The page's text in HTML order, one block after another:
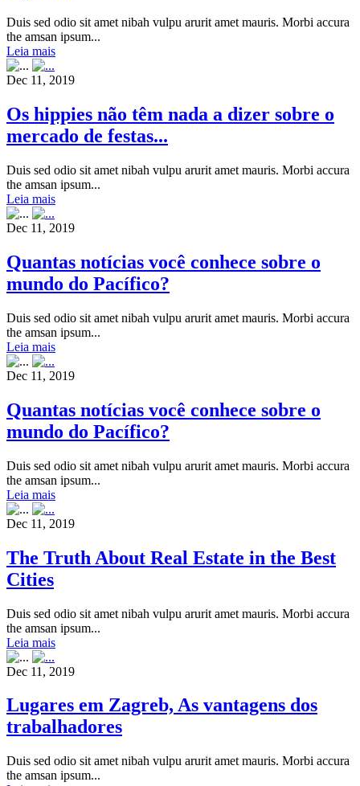
Duis sed odio sit amet nibah vulpu arurit amet mauris. Morbi accura
the amsan ipsum...
Leia mais
Dec 11, 2019
Os hippies não têm nada a dizer sobre o
mercado de festas...
Duis sed odio sit amet nibah vulpu arurit amet mauris. Morbi accura
the amsan ipsum...
Leia mais
Dec 11, 2019
Quantas notícias você conhece sobre o
mundo do Pacífico?
Duis sed odio sit amet nibah vulpu arurit amet mauris. Morbi accura
the amsan ipsum...
Leia mais
Dec 11, 2019
Quantas notícias você conhece sobre o
mundo do Pacífico?
Duis sed odio sit amet nibah vulpu arurit amet mauris. Morbi accura
the amsan ipsum...
Leia mais
Dec 11, 2019
The Truth About Real Estate in the Best
Cities
Duis sed odio sit amet nibah vulpu arurit amet mauris. Morbi accura
the amsan ipsum...
Leia mais
Dec 11, 2019
Lugares em Zagreb, As vantagens dos
trabalhadores
Duis sed odio sit amet nibah vulpu arurit amet mauris. Morbi accura
the amsan ipsum...